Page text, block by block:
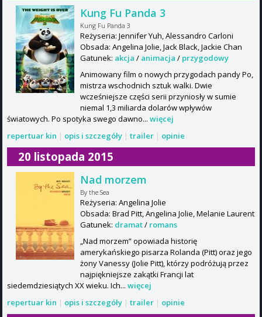
Kung Fu Panda 3
Kung Fu Panda 3
Reżyseria: Jennifer Yuh, Alessandro Carloni
Obsada: Angelina Jolie, Jack Black, Jackie Chan
Gatunek: akcja / animacja / przygodowy
Animowany film o nowych przygodach pandy Po,
mistrza wschodnich sztuk walki. Dwie
wcześniejsze części serii przyniosły w sumie
niemal 1,3 miliarda dolarów wpływów
światowych. Po spotyka swego dawno... więcej
repertuar kin | opis i szczegóły | trailer | opinie
20 listopada 2015
Nad morzem
By the Sea
Reżyseria: Angelina Jolie
Obsada: Brad Pitt, Angelina Jolie, Melanie Laurent
Gatunek: dramat/ romans
„Nad morzem” opowiada historię
amerykańskiego pisarza Rolanda (Pitt) oraz jego
żony Vanessy (Jolie Pitt), którzy podróżują przez
najpiękniejsze zakątki Francji lat
siedemdziesiątych XX wieku. Ich... więcej
repertuar kin | opis i szczegóły | trailer | opinie